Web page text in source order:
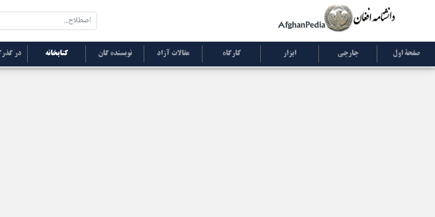
صفحۀ اول جارچی ابزار کارگاه مقالات آزاد نویسنده گان کتابخانه در